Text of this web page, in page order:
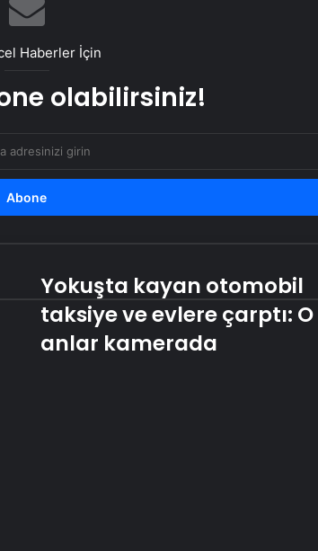
Temizlikte Yeni Bir Dönem
Haberler İçin
olabilirsiniz!
Yokuşta
kayan
otomobil
taksiye
ve
Yokuşta kayan otomobil
taksiye ve evlere çarptı: O
anlar kamerada